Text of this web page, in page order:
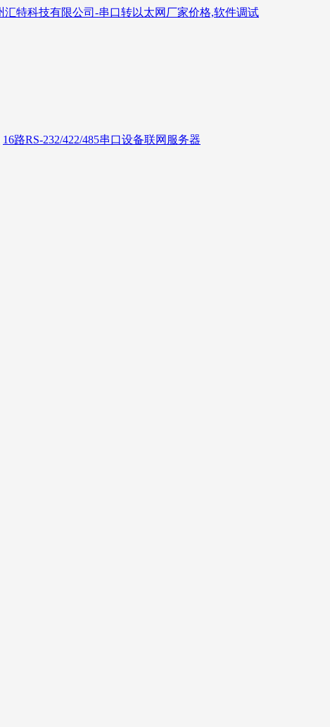
16路RS-232/422/485串口设备联网服务器